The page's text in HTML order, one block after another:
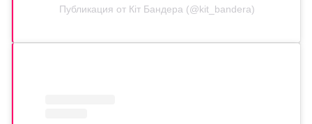
Публикация от Кіт Бандера (@kit_bandera)